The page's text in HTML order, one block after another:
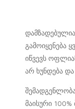
გამოიყენება
იწვევს
არ ხუნდება
მაისური 100%